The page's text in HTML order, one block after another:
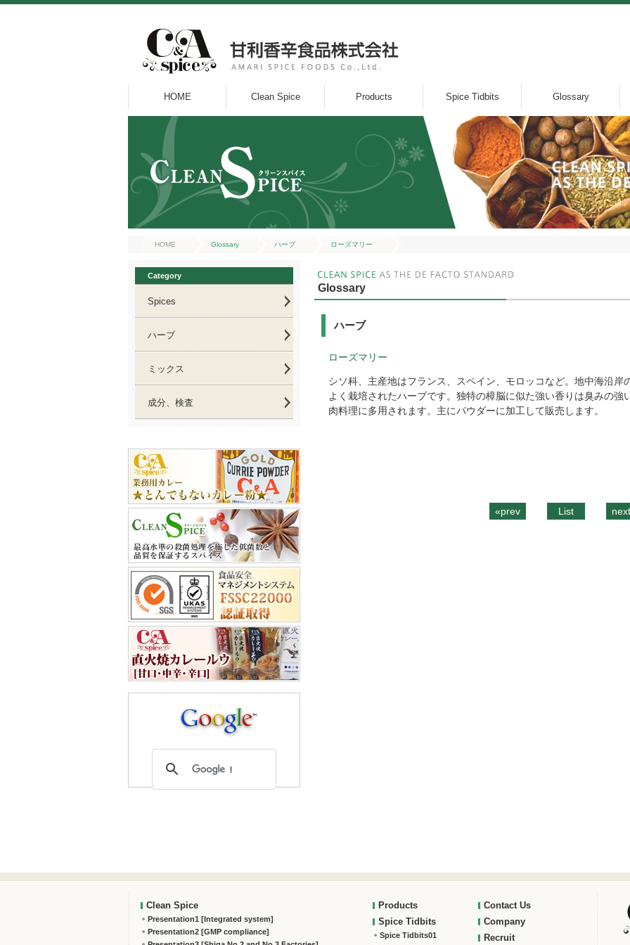
HOME Clean Spice Products Spice Tidbits Glossary
HOME Glossary ハーブ ローズマリー
Glossary
ハーブ
ローズマリー
シソ科、主産地はフランス、スペイン、モロッコなど。地中海沿岸
よく栽培されたハーブです。独特の樟脳に似た強い香りは臭みの強
肉料理に多用されます。主にパウダーに加工して販売します。
«prev List
Category
Spices
ハーブ
ミックス
成分、検査
Clean Spice
Presentation1 [Integrated system]
Presentation2 [GMP compliance]
Products
Spice Tidbits
Spice Tidbits01
Contact Us
Company
Recruit